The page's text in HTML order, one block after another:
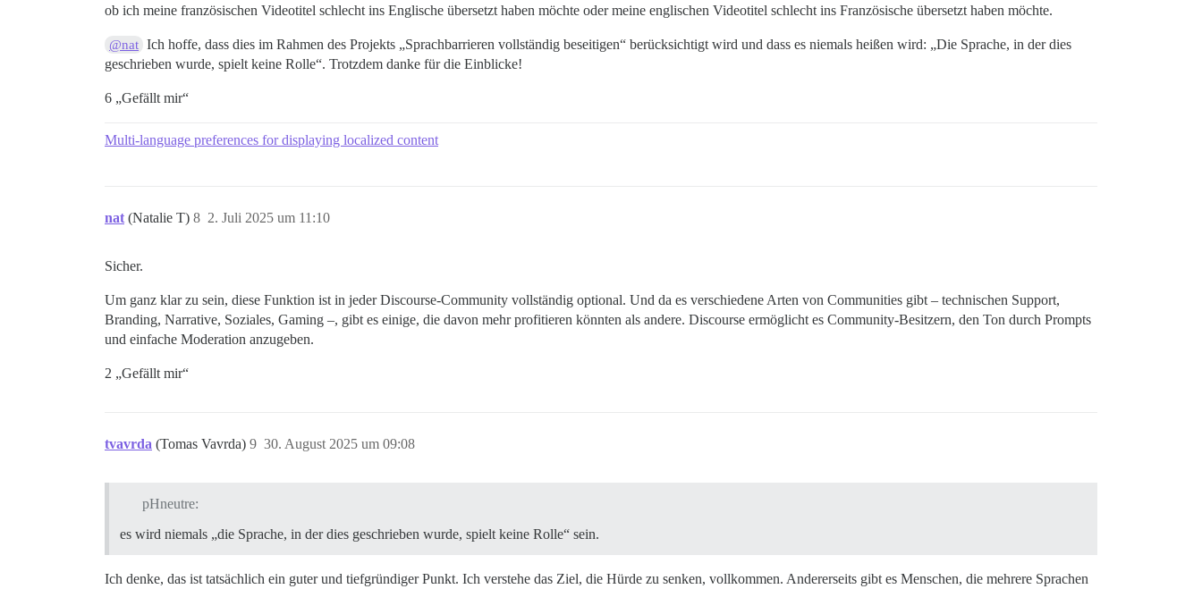
ob ich meine französischen Videotitel schlecht ins Englische übersetzt haben möchte oder meine englischen Videotitel schlecht ins Französische übersetzt haben möchte.
@nat Ich hoffe, dass dies im Rahmen des Projekts „Sprachbarrieren vollständig beseitigen“ berücksichtigt wird und dass es niemals heißen wird: „Die Sprache, in der dies
geschrieben wurde, spielt keine Rolle“. Trotzdem danke für die Einblicke!
6 „Gefällt mir“
Multi-language preferences for displaying localized content
nat (Natalie T) 2. Juli 2025 um 11:10
8
Sicher.
Um ganz klar zu sein, diese Funktion ist in jeder Discourse-Community vollständig optional. Und da es verschiedene Arten von Communities gibt – technischen Support,
Branding, Narrative, Soziales, Gaming –, gibt es einige, die davon mehr profitieren könnten als andere. Discourse ermöglicht es Community-Besitzern, den Ton durch Prompts
und einfache Moderation anzugeben.
2 „Gefällt mir“
tvavrda (Tomas Vavrda) 30. August 2025 um 09:08
9
pHneutre:
es wird niemals „die Sprache, in der dies geschrieben wurde, spielt keine Rolle“ sein.
Ich denke, das ist tatsächlich ein guter und tiefgründiger Punkt. Ich verstehe das Ziel, die Hürde zu senken, vollkommen. Andererseits gibt es Menschen, die mehrere Sprachen